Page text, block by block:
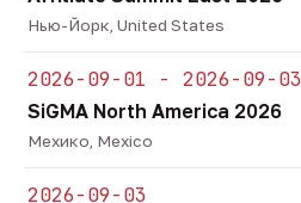
Нью-Йорк, United States
2026-09-01 - 2026-09-03
SiGMA North America 2026
Мехико, Mexico
2026-09-03